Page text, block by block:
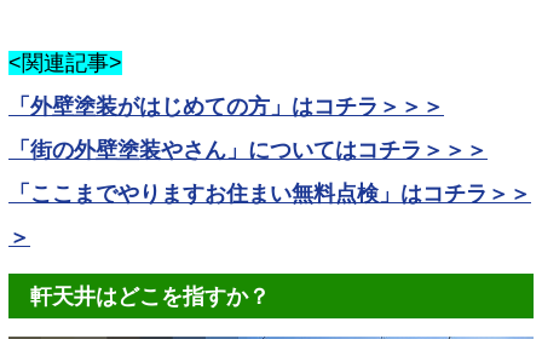
<関連記事>
「外壁塗装がはじめての方」はコチラ＞＞＞
「街の外壁塗装やさん」についてはコチラ＞＞＞
「ここまでやりますお住まい無料点検」はコチラ＞＞
＞
軒天井はどこを指すか？